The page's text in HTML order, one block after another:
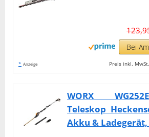
Bei
* Anzeige Preis inkl.
WORX
Teleskop
Akku &